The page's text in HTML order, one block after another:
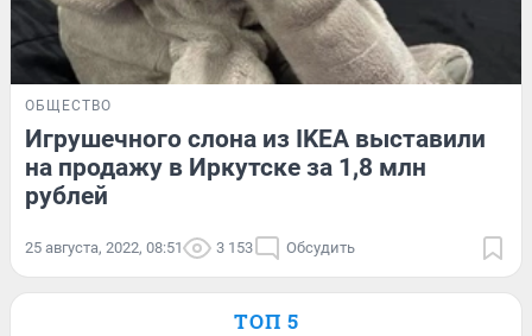
ОБЩЕСТВО
Игрушечного слона из IKEA выставили
на продажу в Иркутске за 1,8 млн
рублей
25 августа, 2022, 08:51 3 153 Обсудить
ТОП 5